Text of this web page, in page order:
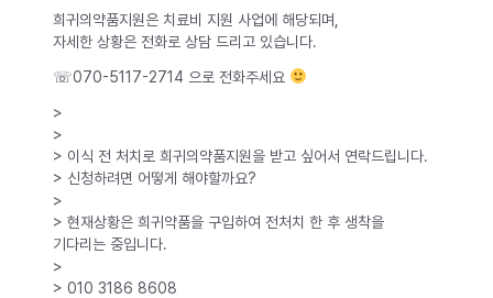
희귀의약품지원은 치료비 지원 사업에 해당되며,
자세한 상황은 전화로 상담 드리고 있습니다.
☏070-5117-2714 으로 전화주세요
>
>
> 이식 전 처치로 희귀의약품지원을 받고 싶어서 연락드립니다.
> 신청하려면 어떻게 해야할까요?
>
> 현재상황은 희귀약품을 구입하여 전처치 한 후 생착을
기다리는 중입니다.
>
> 010 3186 8608